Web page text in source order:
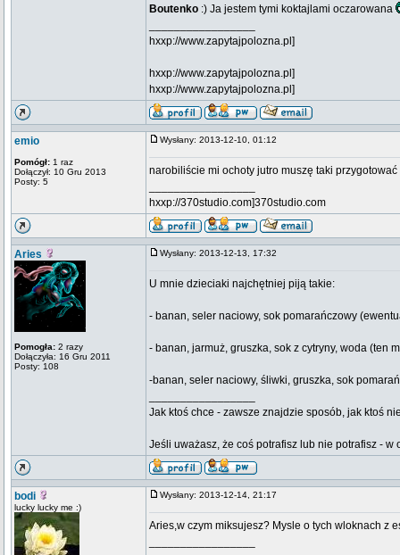
Boutenko :) Ja jestem tymi koktajlami oczarowana
hxxp://www.zapytajpolozna.pl]
hxxp://www.zapytajpolozna.pl]
hxxp://www.zapytajpolozna.pl]
emio
Pomógł: 1 raz
Dołączył: 10 Gru 2013
Posty: 5
Wysłany: 2013-12-10, 01:12
narobiliście mi ochoty jutro muszę taki przygotować
hxxp://370studio.com]370studio.com
Aries
Pomogła: 2 razy
Dołączyła: 16 Gru 2011
Posty: 108
Wysłany: 2013-12-13, 17:32
U mnie dzieciaki najchętniej piją takie:
- banan, seler naciowy, sok pomarańczowy
- banan, jarmuż, gruszka, sok z cytryny, woda (ten
-banan, seler naciowy, śliwki, gruszka, sok
Jak ktoś chce - zawsze znajdzie sposób, jak ktoś
Jeśli uważasz, że coś potrafisz lub nie potrafisz - w
bodi
lucky lucky me :)
Wysłany: 2013-12-14, 21:17
Aries,w czym miksujesz? Mysle o tych wloknach z